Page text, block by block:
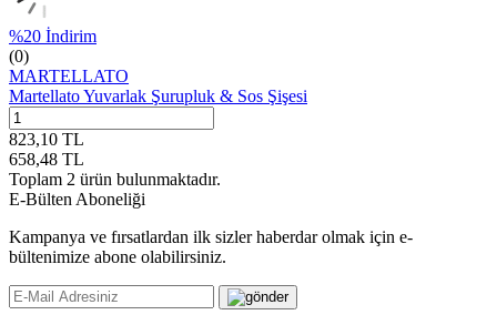
%20 İndirim
(0)
MARTELLATO
Martellato Yuvarlak Şurupluk & Sos Şişesi
823,10 TL
658,48 TL
Toplam 2 ürün bulunmaktadır.
E-Bülten Aboneliği
Kampanya ve fırsatlardan ilk sizler haberdar olmak için e-
bültenimize abone olabilirsiniz.